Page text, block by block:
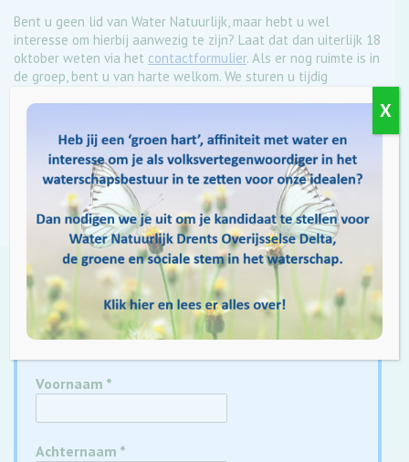
Bent u geen lid van Water Natuurlijk, maar hebt u wel
interesse om hierbij aanwezig te zijn? Laat dat dan uiterlijk 18
oktober weten via het contactformulier. Als er nog ruimte is in
de groep, bent u van harte welkom. We sturen u tijdig
looprecht schouwpaden Vecht
Op de hoogte blijven? Meld je aan voor onze
dagelijkse update
wekelijkse update
nieuwsbrief
Voornaam *
Achternaam *
X